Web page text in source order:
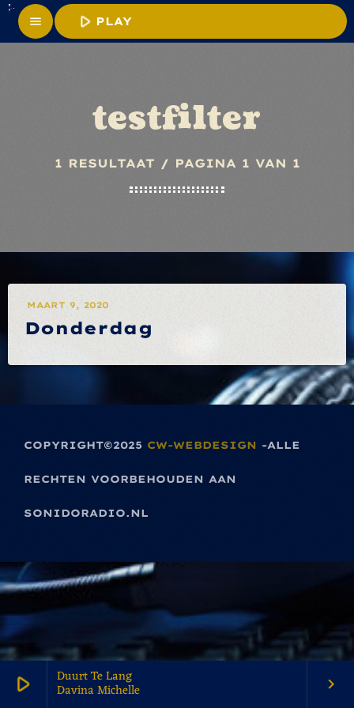
play_arrow Duurt Te Lang
Davina Michelle keyboard_arrow_right
menu play_arrow
testfilter
1 RESULTAAT / PAGINA 1 VAN 1
MAART 9, 2020
Donderdag
COPYRIGHT©2025 CW-WEBDESIGN -ALLE
RECHTEN VOORBEHOUDEN AAN
SONIDORADIO.NL